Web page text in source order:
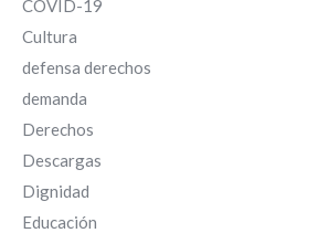
COVID-19
Cultura
defensa derechos
demanda
Derechos
Descargas
Dignidad
Educación